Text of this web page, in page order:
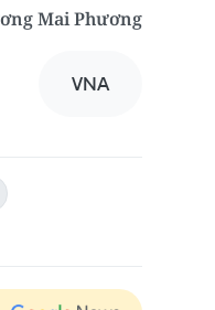
Mai Phương
VNA